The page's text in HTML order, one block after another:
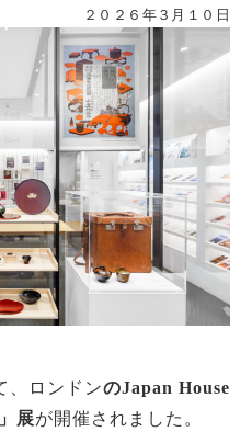
２０２６年３月１０日
、ロンドンのJapan House
展が開催されました。